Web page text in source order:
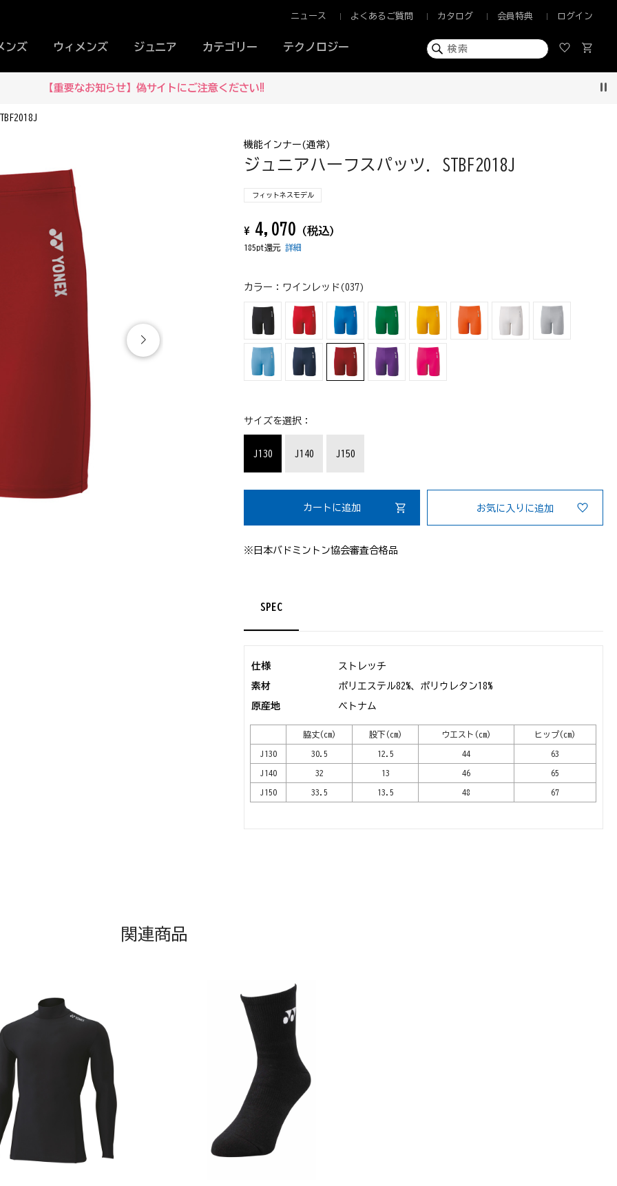
ンズ ウィメンズ ジュニア カテゴリー テクノロジー
ニュース よくあるご質問 カタログ 会員特典 ログイン
【重要なお知らせ】偽サイトにご注意ください‼
機能インナー(通常)
ジュニアハーフスパッツ. STBF2018J
フィットネスモデル
¥ 4,070 (税込)
185pt還元詳細
カラー： ワインレッド(037)
サイズを選択：
J130 J140 J150
カートに追加 お気に入りに追加
※日本バドミントン協会審査合格品
SPEC
仕様 ストレッチ
素材 ポリエステル82%、ポリウレタン18%
原産地 ベトナム
脇丈(cm) 股下(cm) ウエスト(cm) ヒップ(cm)
J130 30.5 12.5 44 63
J140 32 13 46 65
J150 33.5 13.5 48 67
関連商品